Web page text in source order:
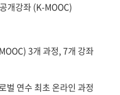
개강좌 (K-MOOC)
3개 과정, 7개 강좌
벌 연수 최초 온라인 과정